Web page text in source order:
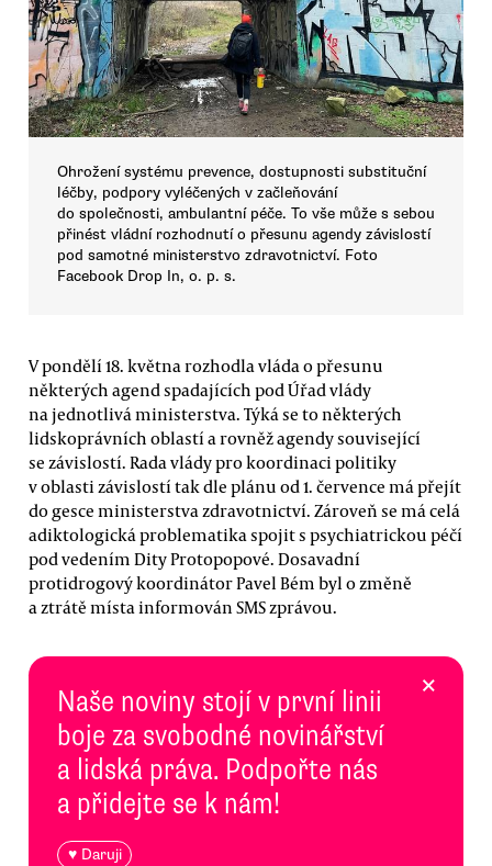
Ohrožení systému prevence, dostupnosti substituční
léčby, podpory vyléčených v začleňování
do společnosti, ambulantní péče. To vše může s sebou
přinést vládní rozhodnutí o přesunu agendy závislostí
pod samotné ministerstvo zdravotnictví. Foto
Facebook Drop In, o. p. s.
V pondělí 18. května rozhodla vláda o přesunu
některých agend spadajících pod Úřad vlády
na jednotlivá ministerstva. Týká se to některých
lidskoprávních oblastí a rovněž agendy související
se závislostí. Rada vlády pro koordinaci politiky
v oblasti závislostí tak dle plánu od 1. července má přejít
do gesce ministerstva zdravotnictví. Zároveň se má celá
adiktologická problematika spojit s psychiatrickou péčí
pod vedením Dity Protopopové. Dosavadní
protidrogový koordinátor Pavel Bém byl o změně
a ztrátě místa informován SMS zprávou.
Naše noviny stojí v první linii
boje za svobodné novinářství
a lidská práva. Podpořte nás
a přidejte se k nám!
♥ Daruji
×